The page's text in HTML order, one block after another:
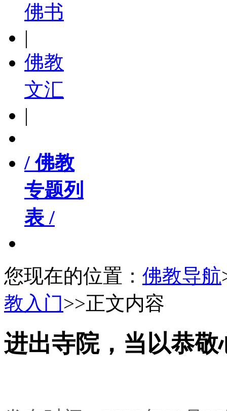
佛书
|
佛教
文汇
|
/ 佛教
专题列
表 /
您现在的位置： 佛教导航
教入门>>正文内容
进出寺院，当以恭敬